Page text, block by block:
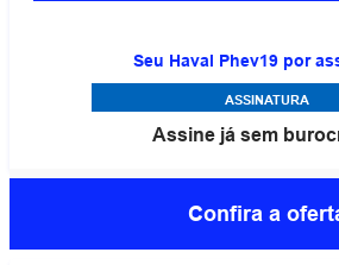
Seu Haval Phev19 por
ASSINATURA
Assine já sem
Confira a